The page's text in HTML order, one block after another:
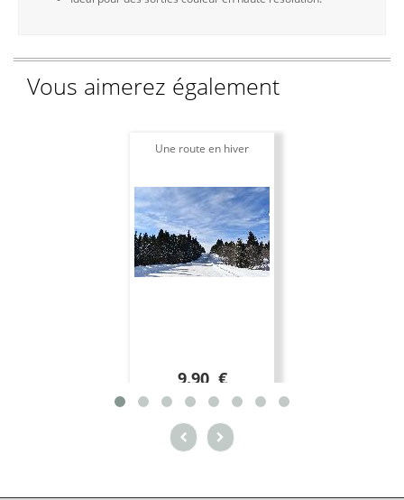
Vous aimerez également
Une route en hiver
9.90 €